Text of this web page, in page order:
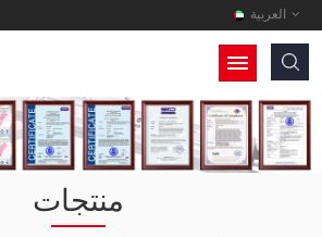
العربية
منتجات